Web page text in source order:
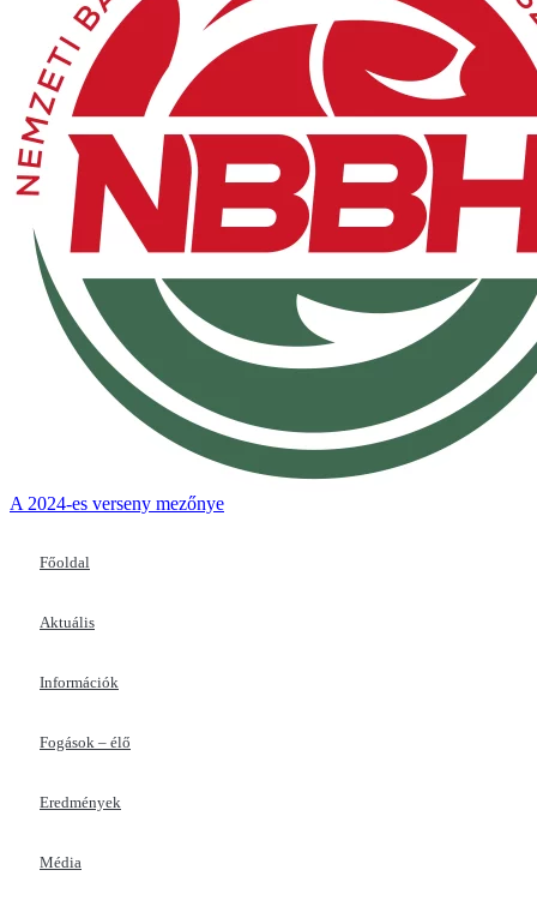
A 2024-es verseny mezőnye
Főoldal
Aktuális
Információk
Fogások – élő
Eredmények
Média